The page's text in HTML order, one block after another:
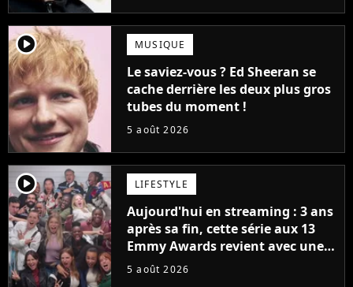
player2 MUSIQUE
Le saviez-vous ? Ed Sheeran se
cache derrière les deux plus gros
tubes du moment !
5 août 2026
player2 LIFESTYLE
Aujourd'hui en streaming : 3 ans
après sa fin, cette série aux 13
Emmy Awards revient avec une
suite... totalement différente
5 août 2026